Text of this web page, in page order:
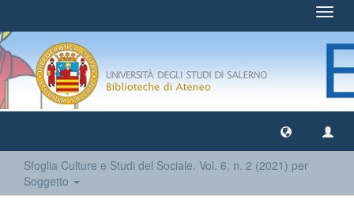
Sfoglia Culture e Studi del Sociale. Vol. 6, n. 2 (2021) per
Soggetto